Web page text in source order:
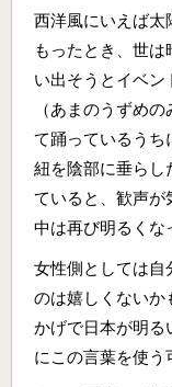
西洋風にいえば太
もったとき、世
い出そうとイベン
（あまのうずめ
て踊っているうち
紐を陰部に垂らし
ていると、歓声が
中は再び明るくな
女性側としては自
のは嬉しくないか
かげで日本が明る
にこの言葉を使う